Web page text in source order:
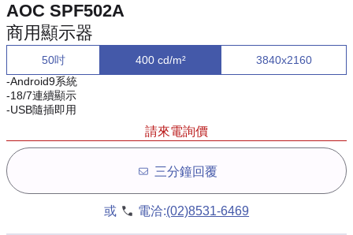
AOC SPF502A
商用顯示器
50吋 400 cd/m²
3840x2160
-Android9系統
-18/7連續顯示
-USB隨插即用
請來電詢價
三分鐘回覆
或 電洽:(02)8531-6469